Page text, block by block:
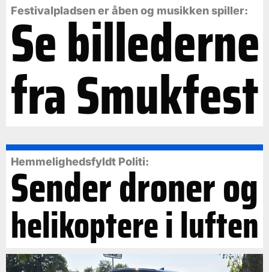
Festivalpladsen er åben og musikken spiller:
Se billederne
fra Smukfest
Hemmelighedsfyldt Politi:
Sender droner og
helikoptere i luften